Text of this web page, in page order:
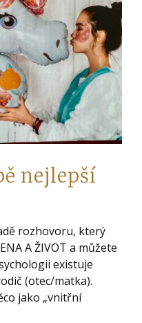
nejlepší
rozhovoru, který
A ŽIVOT a můžete
existuje
(otec/matka).
jako „vnitřní